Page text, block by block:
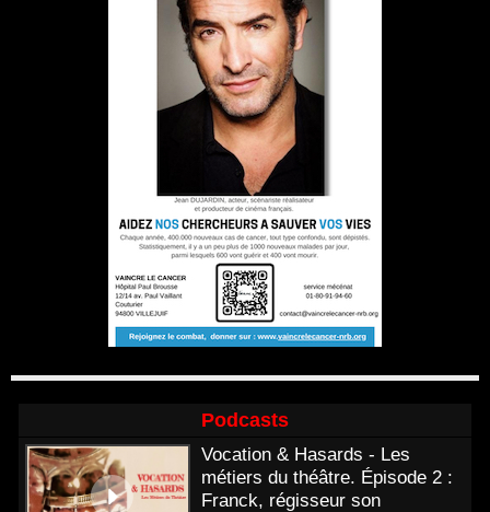
Podcasts
Vocation & Hasards - Les
métiers du théâtre. Épisode 2 :
Franck, régisseur son